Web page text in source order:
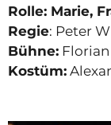
Rolle: Marie,
Regie: Peter
Bühne:
Kostüm: